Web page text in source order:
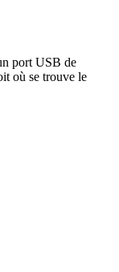
port USB de
où se trouve le